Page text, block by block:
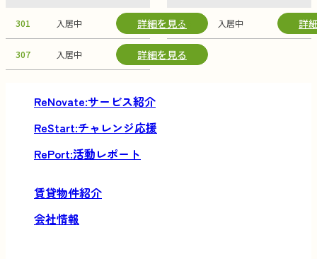
301 入居中 詳細を見る
305 入居中 詳
307 入居中 詳細を見る
サービス紹介
チャレンジ応援
活動レポート
賃貸物件紹介
会社情報